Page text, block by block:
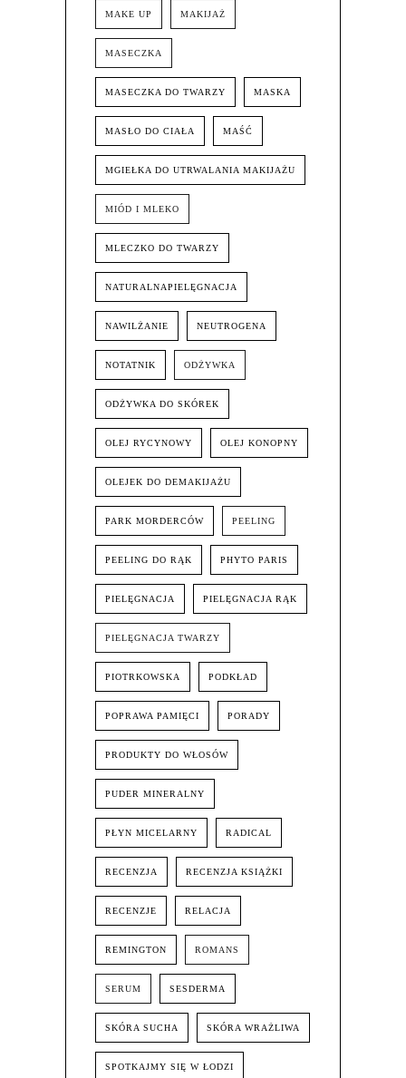
MAKE UP MAKIJAŻ
MASECZKA
MASECZKA DO TWARZY MASKA
MASŁO DO CIAŁA MAŚĆ
MGIEŁKA DO UTRWALANIA MAKIJAŻU
MIÓD I MLEKO
MLECZKO DO TWARZY
NATURALNAPIELĘGNACJA
NAWILŻANIE NEUTROGENA
NOTATNIK ODŻYWKA
ODŻYWKA DO SKÓREK
OLEJ RYCYNOWY OLEJ KONOPNY
OLEJEK DO DEMAKIJAŻU
PARK MORDERCÓW PEELING
PEELING DO RĄK PHYTO PARIS
PIELĘGNACJA PIELĘGNACJA RĄK
PIELĘGNACJA TWARZY
PIOTRKOWSKA PODKŁAD
POPRAWA PAMIĘCI PORADY
PRODUKTY DO WŁOSÓW
PUDER MINERALNY
PŁYN MICELARNY RADICAL
RECENZJA RECENZJA KSIĄŻKI
RECENZJE RELACJA
REMINGTON ROMANS
SERUM SESDERMA
SKÓRA SUCHA SKÓRA WRAŻLIWA
SPOTKAJMY SIĘ W ŁODZI